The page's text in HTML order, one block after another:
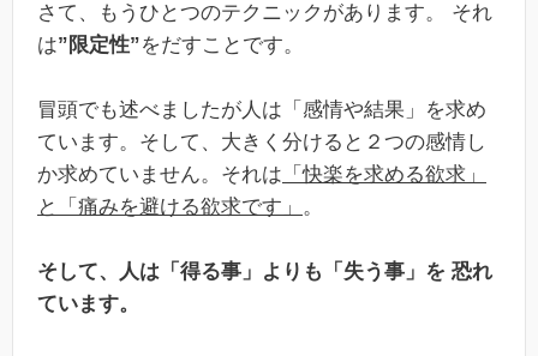
さて、もうひとつのテクニックがあります。 それ
は”限定性”をだすことです。
冒頭でも述べましたが人は「感情や結果」を求め
ています。そして、大きく分けると２つの感情し
か求めていません。それは 「快楽を求める欲求」
と「痛みを避ける欲求です」 。
そして、人は「得る事」よりも「失う事」を 恐れ
ています。